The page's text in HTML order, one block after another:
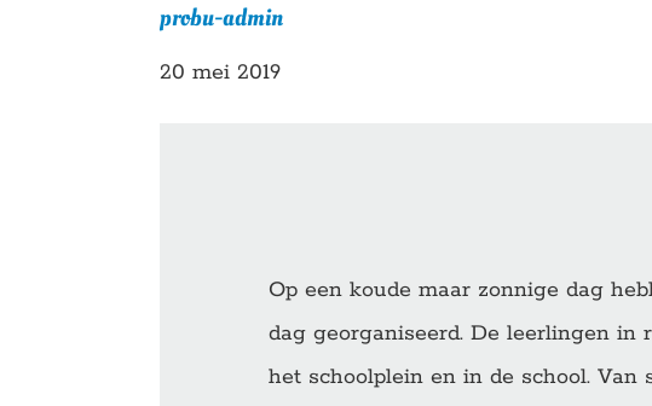
probu-admin
20 mei 2019
Op een koude maar zonnige dag
dag georganiseerd. De leerlingen in
het schoolplein en in de school.